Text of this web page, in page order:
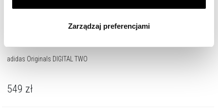
korzystamy. Możesz również wybrać jaki rodzaj plików
dokonać zmiany wybranych przez Ciebie plików cookie.
Zarządzaj preferencjami
adidas Originals DIGITAL TWO
549 zł